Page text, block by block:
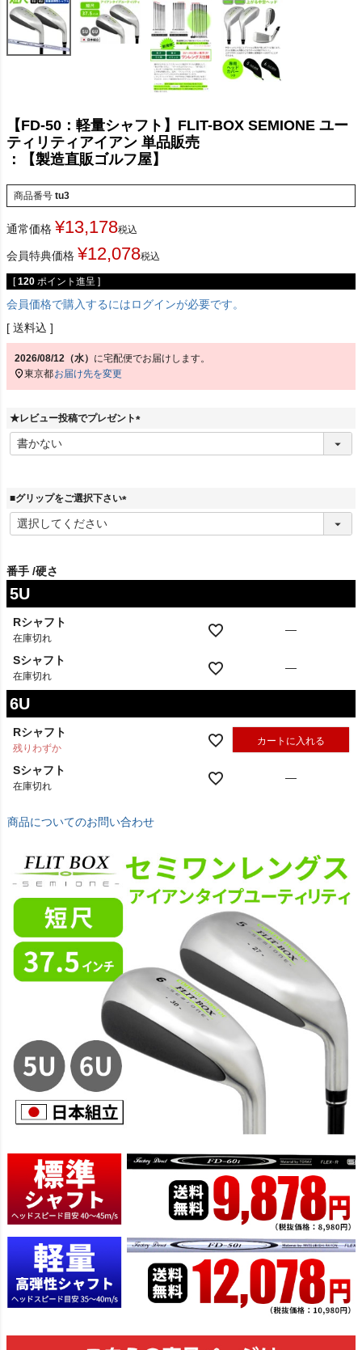
【FD-50：軽量シャフト】FLIT-BOX SEMIONE ユー
ティリティアイアン 単品販売
：【製造直販ゴルフ屋】
商品番号 tu3
通常価格 ¥13,178税込
会員特典価格 ¥12,078税込
[ 120 ポイント進呈 ]
会員価格で購入するにはログインが必要です。
送料込
2026/08/12（水） に宅配便 でお届けします。
東京都お届け先を変更
★レビュー投稿でプレゼント
必
■グリップをご選択下さい
必
番手 硬さ
5U
Rシャフト
在庫切れ
—
Sシャフト
在庫切れ
—
6U
Rシャフト
残りわずか
カートに入れる
Sシャフト
在庫切れ
—
商品についてのお問い合わせ